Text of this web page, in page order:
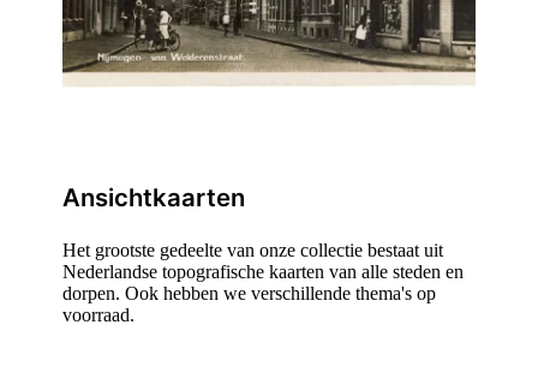
Ansichtkaarten
Het grootste gedeelte van onze collectie bestaat uit
Nederlandse topografische kaarten van alle steden en
dorpen. Ook hebben we verschillende thema's op
voorraad.